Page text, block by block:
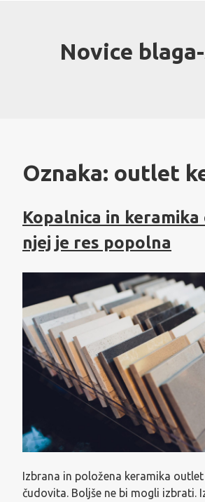
Novice
Oznaka: outlet
Kopalnica in
njej je res popolna
Izbrana in položena keramika
čudovita. Boljše ne bi mogli izbrati.